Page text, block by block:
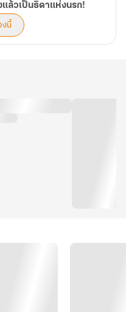
ล้วเป็นธิดาแห่งนรก!
งนี้